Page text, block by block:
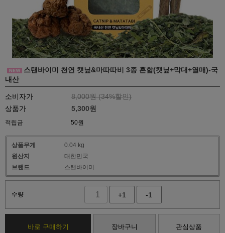
스탠바이미 천연 캣닢&마따따비 3종 혼합(캣닢+막대+열매)-국
내산
소비자가 8,000원 (34%할인)
상품가
5,300원
적립금 50원
상품무게
0.04 kg
원산지
대한민국
브랜드
스탠바이미
수량 +1 -1
바로 구매하기 장바구니 관심상품